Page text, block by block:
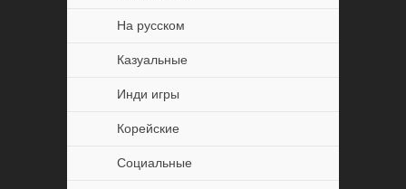
На русском
Казуальные
Инди игры
Корейские
Социальные